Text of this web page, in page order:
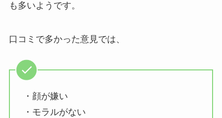
も多いようです。
口コミで多かった意見では、
・顔が嫌い
・モラルがない